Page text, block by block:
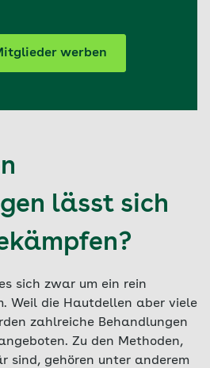
werben
lässt sich
sich zwar um ein rein
Weil die Hautdellen aber viele
zahlreiche Behandlungen
Zu den Methoden,
sind, gehören unter anderem